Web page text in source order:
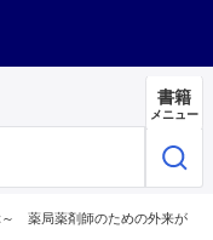
書籍
メニュー
～ 薬局薬剤師のための外来が